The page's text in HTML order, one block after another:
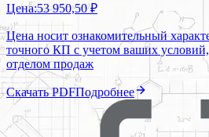
Цена:53 950,50 ₽
Цена носит ознакомительный
точного КП с учетом ваших
отделом продаж
Скачать PDFПодробнее